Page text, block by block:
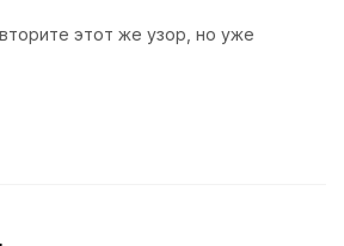
этот же узор, но уже